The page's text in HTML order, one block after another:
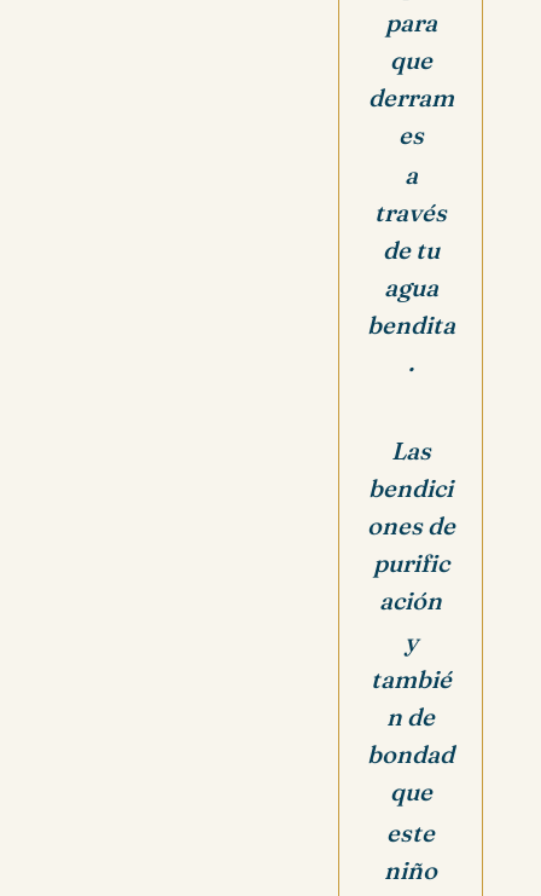
para
que
derram
es
a
través
de tu
agua
bendita
.
Las
bendici
ones de
purific
ación
y
tambié
n de
bondad
que
este
niño